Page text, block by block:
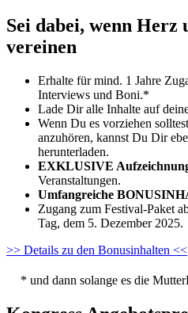
Sei dabei, wenn Herz
vereinen
Erhalte für mind. 1 Jahre
Interviews und Boni.*
Lade Dir alle Inhalte auf
Wenn Du es vorziehen
anzuhören, kannst Du Dir
herunterladen.
EXKLUSIVE
Veranstaltungen.
Umfangreiche
Zugang zum Festival-Paket
Tag, dem 5. Dezember 2025.
>> Details zu den Bonusinhalten <<
* und dann solange es die